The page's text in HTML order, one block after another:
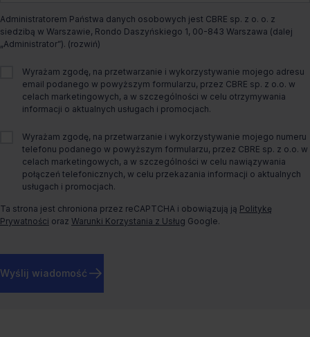
Dostępny od Od zaraz
Rodzaj biura Tradycyjne
Rok budowy 2021
W tym obiekcie dostępne są także inne formy
Podnajem
Administratorem Państwa danych osobowych jest CBRE sp. z o. o. z
siedzibą w Warszawie, Rondo Daszyńskiego 1, 00-843 Warszawa (dalej
„Administrator”).
Wyrażam zgodę, na przetwarzanie i wykorzystywanie mojego adresu
email podanego w powyższym formularzu, przez CBRE sp. z o.o. w
celach marketingowych, a w szczególności w celu otrzymywania
informacji o aktualnych usługach i promocjach.
Wyrażam zgodę, na przetwarzanie i wykorzystywanie mojego numeru
telefonu podanego w powyższym formularzu, przez CBRE sp. z o.o. w
celach marketingowych, a w szczególności w celu nawiązywania
połączeń telefonicznych, w celu przekazania informacji o aktualnych
usługach i promocjach.
Ta strona jest chroniona przez reCAPTCHA i obowiązują ją Politykę
Prywatności oraz Warunki Korzystania z Usług Google.
Wyślij wiadomość